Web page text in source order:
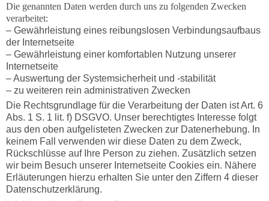
Die genannten Daten werden durch uns zu folgenden Zwecken
verarbeitet:
– Gewährleistung eines reibungslosen Verbindungsaufbaus
der Internetseite
– Gewährleistung einer komfortablen Nutzung unserer
Internetseite
– Auswertung der Systemsicherheit und -stabilität
– zu weiteren rein administrativen Zwecken
Die Rechtsgrundlage für die Verarbeitung der Daten ist Art. 6
Abs. 1 S. 1 lit. f) DSGVO. Unser berechtigtes Interesse folgt
aus den oben aufgelisteten Zwecken zur Datenerhebung. In
keinem Fall verwenden wir diese Daten zu dem Zweck,
Rückschlüsse auf Ihre Person zu ziehen. Zusätzlich setzen
wir beim Besuch unserer Internetseite Cookies ein. Nähere
Erläuterungen hierzu erhalten Sie unter den Ziffern 4 dieser
Datenschutzerklärung.